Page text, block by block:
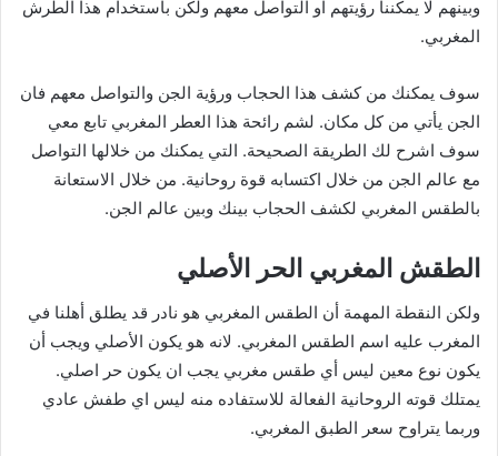
وبينهم لا يمكننا رؤيتهم او التواصل معهم ولكن باستخدام هذا الطرش
المغربي.
سوف يمكنك من كشف هذا الحجاب ورؤية الجن والتواصل معهم فان
الجن يأتي من كل مكان. لشم رائحة هذا العطر المغربي تابع معي
سوف اشرح لك الطريقة الصحيحة. التي يمكنك من خلالها التواصل
مع عالم الجن من خلال اكتسابه قوة روحانية. من خلال الاستعانة
بالطقس المغربي لكشف الحجاب بينك وبين عالم الجن.
الطقش المغربي الحر الأصلي
ولكن النقطة المهمة أن الطقس المغربي هو نادر قد يطلق أهلنا في
المغرب عليه اسم الطقس المغربي. لانه هو يكون الأصلي ويجب أن
يكون نوع معين ليس أي طقس مغربي يجب ان يكون حر اصلي.
يمتلك قوته الروحانية الفعالة للاستفاده منه ليس اي طفش عادي
وربما يتراوح سعر الطبق المغربي.